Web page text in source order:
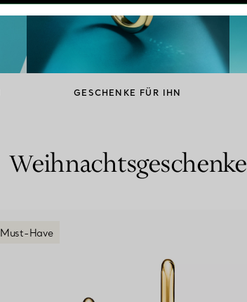
Partnerringe Eternity Ringe
GESCHENKE FÜR IHN
Weihnachtsgeschenke
Must-Have